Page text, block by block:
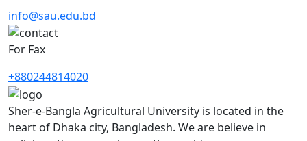
info@sau.edu.bd
For Fax
+880244814020
Sher-e-Bangla Agricultural University is located in the
heart of Dhaka city, Bangladesh. We are believe in